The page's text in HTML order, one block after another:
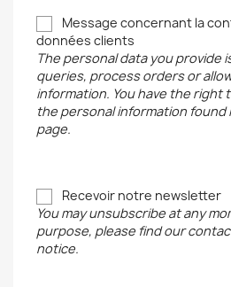
Message concernant la
données clients
The personal data you provide
queries, process orders or
information. You have the right
the personal information found
page.
Recevoir notre newsletter
You may unsubscribe at any
purpose, please find our
notice.
Annuler Créer